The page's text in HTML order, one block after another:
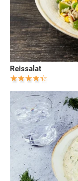
Reissalat